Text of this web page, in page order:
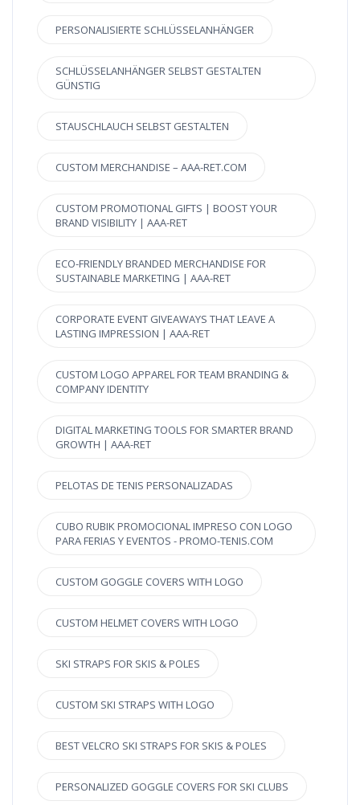
PERSONALISIERTE SCHLÜSSELANHÄNGER
SCHLÜSSELANHÄNGER SELBST GESTALTEN
GÜNSTIG
STAUSCHLAUCH SELBST GESTALTEN
CUSTOM MERCHANDISE – AAA-RET.COM
CUSTOM PROMOTIONAL GIFTS | BOOST YOUR
BRAND VISIBILITY | AAA-RET
ECO-FRIENDLY BRANDED MERCHANDISE FOR
SUSTAINABLE MARKETING | AAA-RET
CORPORATE EVENT GIVEAWAYS THAT LEAVE A
LASTING IMPRESSION | AAA-RET
CUSTOM LOGO APPAREL FOR TEAM BRANDING &
COMPANY IDENTITY
DIGITAL MARKETING TOOLS FOR SMARTER BRAND
GROWTH | AAA-RET
PELOTAS DE TENIS PERSONALIZADAS
CUBO RUBIK PROMOCIONAL IMPRESO CON LOGO
PARA FERIAS Y EVENTOS - PROMO-TENIS.COM
CUSTOM GOGGLE COVERS WITH LOGO
CUSTOM HELMET COVERS WITH LOGO
SKI STRAPS FOR SKIS & POLES
CUSTOM SKI STRAPS WITH LOGO
BEST VELCRO SKI STRAPS FOR SKIS & POLES
PERSONALIZED GOGGLE COVERS FOR SKI CLUBS